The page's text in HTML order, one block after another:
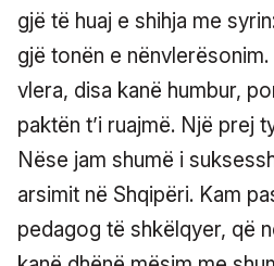
gjë të huaj e shihja me
gjë tonën e
vlera, disa kanë humbur,
paktën t’i ruajmë. Një prej
Nëse jam shumë i
arsimit në Shqipëri. Kam
pedagog të shkëlqyer, që